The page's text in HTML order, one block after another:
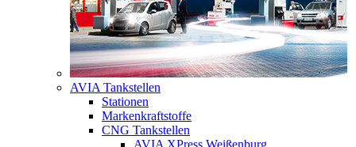
AVIA Tankstellen
Stationen
Markenkraftstoffe
CNG Tankstellen
AVIA XPress Weißenburg